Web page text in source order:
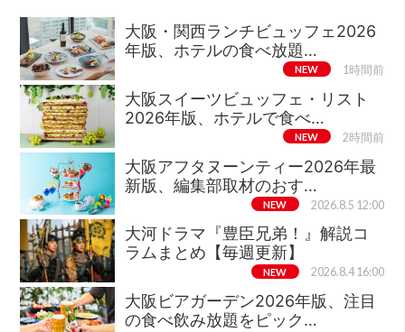
大阪・関西ランチビュッフェ2026
年版、ホテルの食べ放題…
NEW 1時間前
大阪スイーツビュッフェ・リスト
2026年版、ホテルで食べ…
NEW 2時間前
大阪アフタヌーンティー2026年最
新版、編集部取材のおす…
NEW 2026.8.5 12:00
大河ドラマ『豊臣兄弟！』解説コ
ラムまとめ【毎週更新】
NEW 2026.8.4 16:00
大阪ビアガーデン2026年版、注目
の食べ飲み放題をピック…